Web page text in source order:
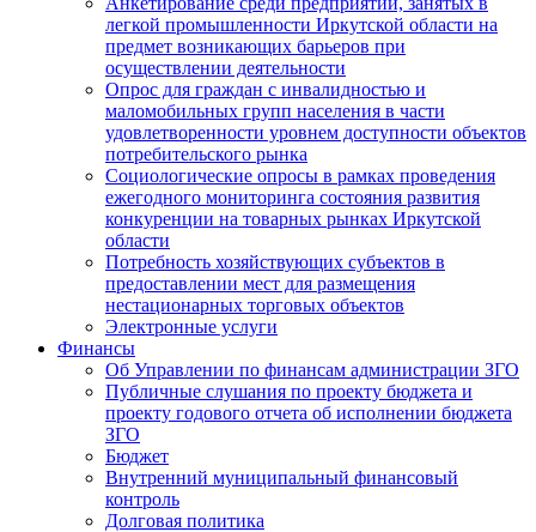
легкой промышленности Иркутской области на
предмет возникающих барьеров при
осуществлении деятельности
Опрос для граждан с инвалидностью и
маломобильных групп населения в части
удовлетворенности уровнем доступности объектов
потребительского рынка
Социологические опросы в рамках проведения
ежегодного мониторинга состояния развития
конкуренции на товарных рынках Иркутской
области
Потребность хозяйствующих субъектов в
предоставлении мест для размещения
нестационарных торговых объектов
Электронные услуги
Финансы
Об Управлении по финансам администрации ЗГО
Публичные слушания по проекту бюджета и
проекту годового отчета об исполнении бюджета
ЗГО
Бюджет
Внутренний муниципальный финансовый
контроль
Долговая политика